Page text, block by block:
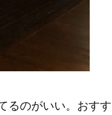
るのがいい。おすす